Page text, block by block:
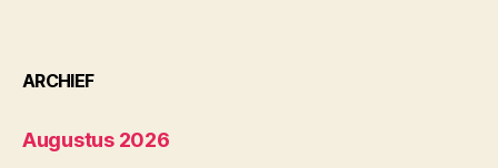
ARCHIEF
Augustus 2026